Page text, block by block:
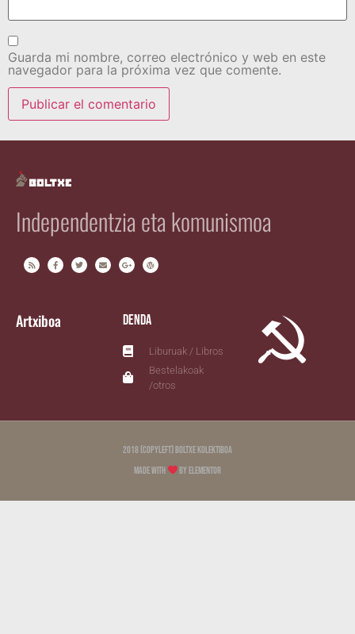
Guarda mi nombre, correo electrónico y web en este
navegador para la próxima vez que comente.
Independentzia eta komunismoa
Artxiboa Denda
Liburuak / Libros
Bestelakoak
/otros
2018 (copyleft) Boltxe Kolektiboa
Made with
by Elementor